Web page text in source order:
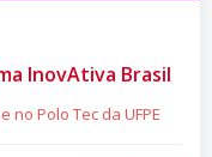
InovAtiva Brasil
no Polo Tec da UFPE